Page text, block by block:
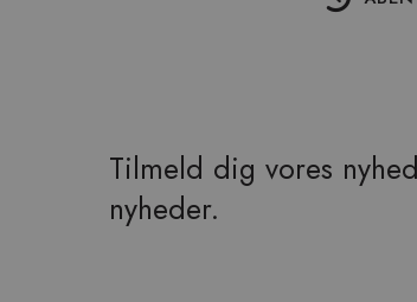
Tilmeld dig vores
nyheder.